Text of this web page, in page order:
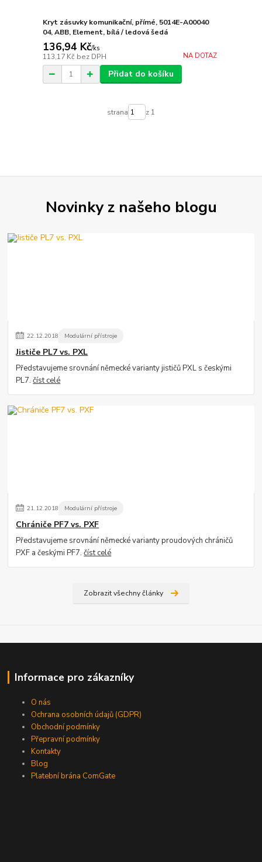
Kryt zásuvky komunikační, přímé, 5014E-A00040
04, ABB, Element, bílá / ledová šedá
136,94 Kč/ks
113,17 Kč bez DPH NA DOTAZ
Přidat do košíku
strana z 1
Novinky z našeho blogu
22.12.2018 Modulární přístroje
Jističe PL7 vs. PXL
Představujeme srovnání německé varianty jističů PXL s českými
PL7.číst celé
21.12.2018 Modulární přístroje
Chrániče PF7 vs. PXF
Představujeme srovnání německé varianty proudových chráničů
PXF a českými PF7.číst celé
Zobrazit všechny články
Informace pro zákazníky
O nás
Ochrana osobních údajů (GDPR)
Obchodní podmínky
Přepravní podmínky
Kontakty
Blog
Platební brána ComGate